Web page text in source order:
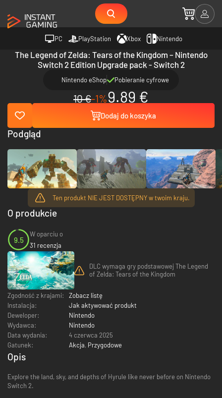
PC PlayStation Xbox Nintendo
The Legend of Zelda: Tears of the Kingdom – Nintendo
Switch 2 Edition Upgrade pack - Switch 2
Nintendo eShop Pobieranie cyfrowe
10 €-1%9.89 €
Dodaj do koszyka
Ten produkt NIE JEST DOSTĘPNY w twoim kraju.
O produkcie
9.5
W oparciu o
31 recenzja
DLC wymaga gry podstawowej The Legend
of Zelda: Tears of the Kingdom
Zgodność z krajami:
Zobacz listę
Instalacja:
Jak aktywować produkt
Deweloper:
Nintendo
Wydawca:
Nintendo
Data wydania:
4 czerwca 2025
Gatunek:
Akcja, Przygodowe
Podgląd
Opis
Explore the land, sky, and depths of Hyrule like never before on Nintendo
Switch 2.